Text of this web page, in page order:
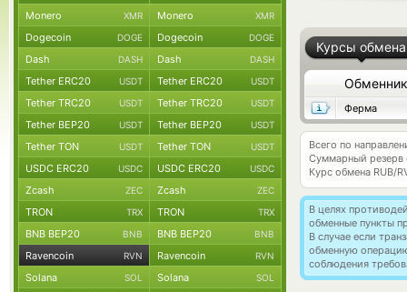
Курсы обмена
Обменник
Ферма
Всего по
Суммарный резерв
Курс обмена RUB/
В целях
обменные пункты
В случае если
обменную
соблюдения
Monero XMR Monero XMR
Dogecoin DOGE Dogecoin DOGE
Dash DASH Dash DASH
Tether ERC20 USDT Tether ERC20 USDT
Tether TRC20 USDT Tether TRC20 USDT
Tether BEP20 USDT Tether BEP20 USDT
Tether TON USDT Tether TON USDT
USDC ERC20 USDC USDC ERC20 USDC
Zcash ZEC Zcash ZEC
TRON TRX TRON TRX
BNB BEP20 BNB BNB BEP20 BNB
Ravencoin RVN Ravencoin RVN
Solana SOL Solana SOL